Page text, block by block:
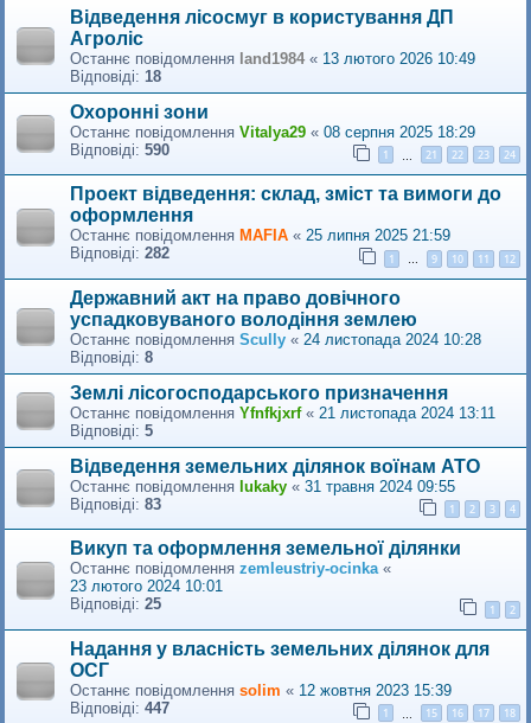
Відведення лісосмуг в користування ДП
Агроліс
Останнє повідомлення land1984 « 13 лютого 2026 10:49
Відповіді: 18
Охоронні зони
Останнє повідомлення Vitalya29 « 08 серпня 2025 18:29
Відповіді: 590 1 21 22 23 24
Проект відведення: склад, зміст та вимоги до
оформлення
Останнє повідомлення MAFIA « 25 липня 2025 21:59
Відповіді: 282 1 … 9 10 11 12
Державний акт на право довічного
успадковуваного володіння землею
Останнє повідомлення Scully « 24 листопада 2024 10:28
Відповіді: 8
Землі лісогосподарського призначення
Останнє повідомлення Yfnfkjxrf« 21 листопада 2024 13:11
Відповіді: 5
Відведення земельних ділянок воїнам АТО
Останнє повідомлення lukaky « 31 травня 2024 09:55
Відповіді: 83 1 2 3 4
Викуп та оформлення земельної ділянки
Останнє повідомлення zemleustriy-ocinka«
23 лютого 2024 10:01
Відповіді: 25 1 2
Надання у власність земельних ділянок для
ОСГ
Останнє повідомлення solim « 12 жовтня 2023 15:39
Відповіді: 447 1 15 16 17 18